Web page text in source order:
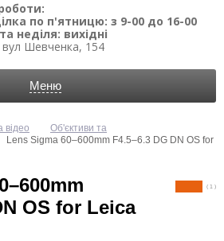
по п'ятницю: з 9-00 до 16-00
неділя: вихідні
вул Шевченка, 154
Меню
відео
Об'єктиви та
Lens Sigma 60–600mm F4.5–6.3 DG DN OS for
OS for Leica
( 1 )